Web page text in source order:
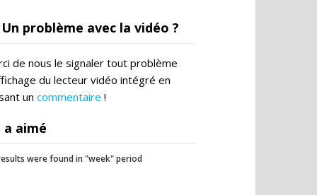
Un problème avec la vidéo ?
de nous le signaler tout problème
du lecteur vidéo intégré en
un commentaire !
a aimé
were found in "week" period